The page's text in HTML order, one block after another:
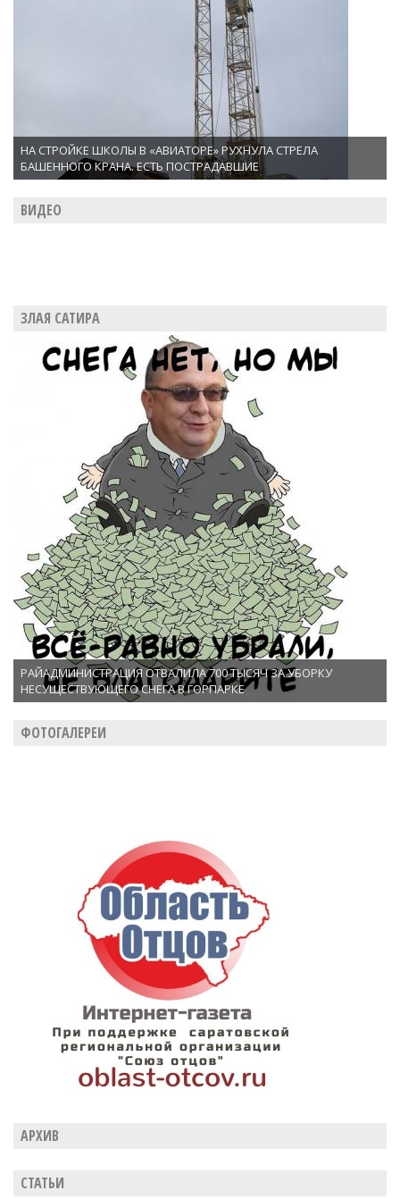
НА СТРОЙКЕ ШКОЛЫ В «АВИАТОРЕ» РУХНУЛА СТРЕЛА
БАШЕННОГО КРАНА. ЕСТЬ ПОСТРАДАВШИЕ
ВИДЕО
ЗЛАЯ САТИРА
РАЙАДМИНИСТРАЦИЯ ОТВАЛИЛА 700 ТЫСЯЧ ЗА УБОРКУ
НЕСУЩЕСТВУЮЩЕГО СНЕГА В ГОРПАРКЕ
ФОТОГАЛЕРЕИ
АРХИВ
СТАТЬИ